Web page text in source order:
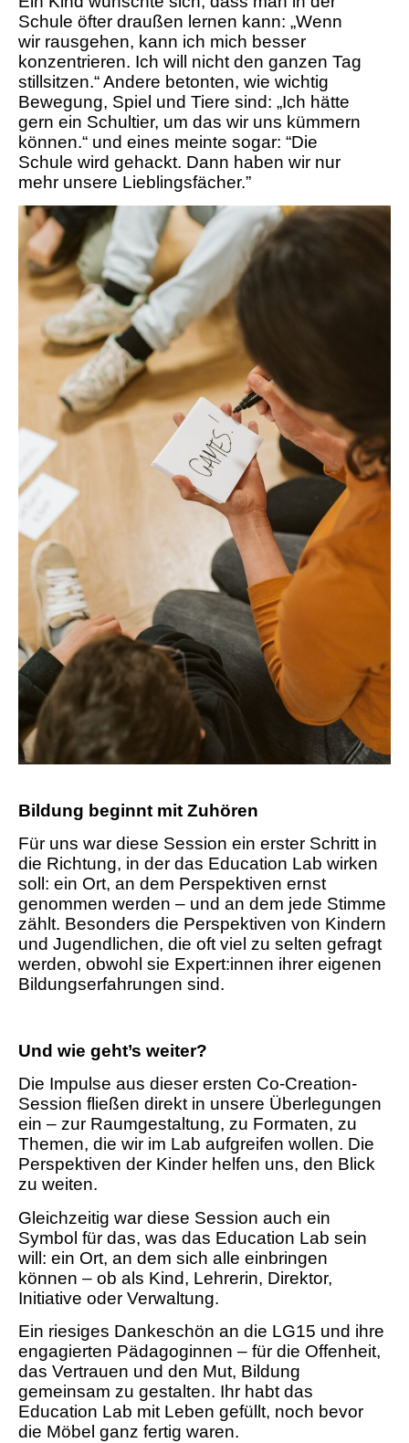
Schule öfter draußen lernen kann: „Wenn
wir rausgehen, kann ich mich besser
konzentrieren. Ich will nicht den ganzen Tag
stillsitzen.“ Andere betonten, wie wichtig
Bewegung, Spiel und Tiere sind: „Ich hätte
gern ein Schultier, um das wir uns kümmern
können.“ und eines meinte sogar: “Die
Schule wird gehackt. Dann haben wir nur
mehr unsere Lieblingsfächer.”
Bildung beginnt mit Zuhören
Für uns war diese Session ein erster Schritt in
die Richtung, in der das Education Lab wirken
soll: ein Ort, an dem Perspektiven ernst
genommen werden – und an dem jede Stimme
zählt. Besonders die Perspektiven von Kindern
und Jugendlichen, die oft viel zu selten gefragt
werden, obwohl sie Expert:innen ihrer eigenen
Bildungserfahrungen sind.
Und wie geht’s weiter?
Die Impulse aus dieser ersten Co-Creation-
Session fließen direkt in unsere Überlegungen
ein – zur Raumgestaltung, zu Formaten, zu
Themen, die wir im Lab aufgreifen wollen. Die
Perspektiven der Kinder helfen uns, den Blick
zu weiten.
Gleichzeitig war diese Session auch ein
Symbol für das, was das Education Lab sein
will: ein Ort, an dem sich alle einbringen
können – ob als Kind, Lehrerin, Direktor,
Initiative oder Verwaltung.
Ein riesiges Dankeschön an die LG15 und ihre
engagierten Pädagoginnen – für die Offenheit,
das Vertrauen und den Mut, Bildung
gemeinsam zu gestalten. Ihr habt das
Education Lab mit Leben gefüllt, noch bevor
die Möbel ganz fertig waren.